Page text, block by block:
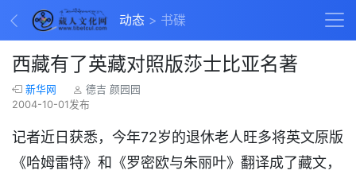
动态 书碟
西藏有了英藏对照版莎士比亚名著
新华网
德吉 颜园园
2004-10-01发布
记者近日获悉，今年72岁的退休老人旺多将英文原版
《哈姆雷特》和《罗密欧与朱丽叶》翻译成了藏文，